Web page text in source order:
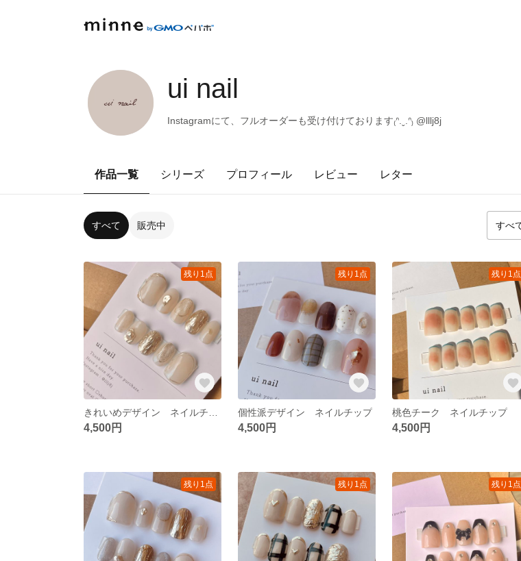
ui nail
Instagramにて、フルオーダーも受け付けております₍ᐢ.ˬ.ᐢ₎ @lllj8j
作品一覧 シリーズ プロフィール レビュー レター
すべて 販売中
残り1点
4,500円
残り1点
個性派デザイン ネイルチップ
4,500円
残り1点
桃色チーク ネイルチップ
4,500円
残り1点 残り1点 残り1点